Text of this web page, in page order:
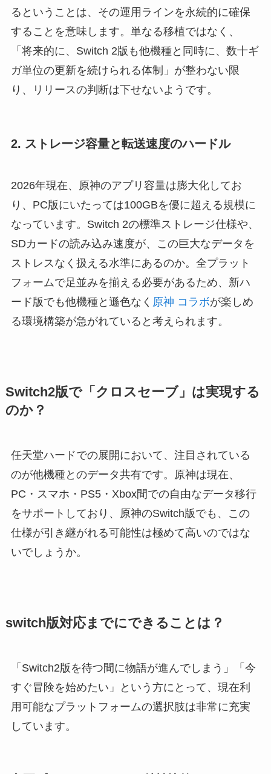
るということは、その運用ラインを永続的に確保
することを意味します。単なる移植ではなく、
「将来的に、Switch 2版も他機種と同時に、数十ギ
ガ単位の更新を続けられる体制」が整わない限
り、リリースの判断は下せないようです。
2. ストレージ容量と転送速度のハードル
2026年現在、原神のアプリ容量は膨大化してお
り、PC版にいたっては100GBを優に超える規模に
なっています。Switch 2の標準ストレージ仕様や、
SDカードの読み込み速度が、この巨大なデータを
ストレスなく扱える水準にあるのか。全プラット
フォームで足並みを揃える必要があるため、新ハ
ード版でも他機種と遜色なく 原神 コラボが楽しめ
る環境構築が急がれていると考えられます。
Switch2版で「クロスセーブ」は実現する
のか？
任天堂ハードでの展開において、注目されている
のが他機種とのデータ共有です。原神は現在、
PC・スマホ・PS5・Xbox間での自由なデータ移行
をサポートしており、原神のSwitch版でも、この
仕様が引き継がれる可能性は極めて高いのではな
いでしょうか。
switch版対応までにできることは？
「Switch2版を待つ間に物語が進んでしまう」「今
すぐ冒険を始めたい」という方にとって、現在利
用可能なプラットフォームの選択肢は非常に充実
しています。